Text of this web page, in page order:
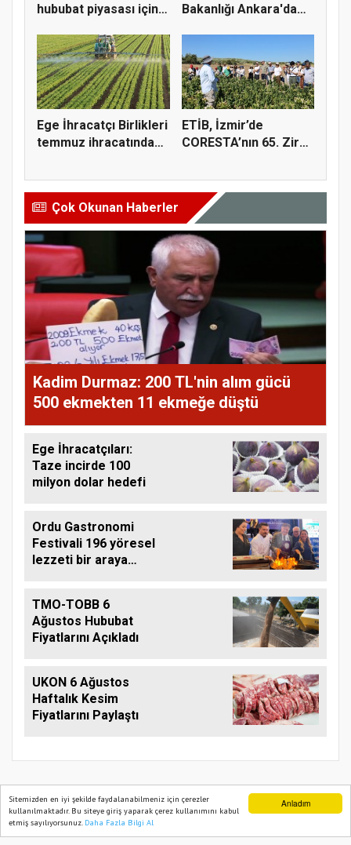
Anladım
Sitemizden en iyi şekilde faydalanabilmeniz için çerezler
kullanılmaktadır. Bu siteye giriş yaparak çerez kullanımını kabul
etmiş sayılıyorsunuz. Daha Fazla Bilgi Al
hububat piyasası için 4
Bakanlığı Ankara'da
Ege İhracatçı Birlikleri
temmuz ihracatında
ETİB, İzmir’de
CORESTA’nın 65. Zirai
Çok Okunan Haberler
Kadim Durmaz: 200 TL'nin alım gücü
500 ekmekten 11 ekmeğe düştü
Ege İhracatçıları:
Taze incirde 100
milyon dolar hedefi
Ordu Gastronomi
Festivali 196 yöresel
lezzeti bir araya
TMO-TOBB 6
Ağustos Hububat
Fiyatlarını Açıkladı
UKON 6 Ağustos
Haftalık Kesim
Fiyatlarını Paylaştı
TARIM PUSULASI
OnemsoftHaber Yazılımı
Ana Sayfa Web TV